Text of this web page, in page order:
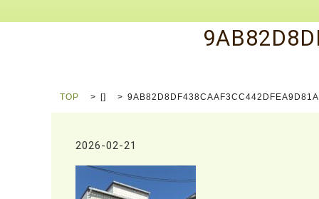
TOP []
2026-02-21